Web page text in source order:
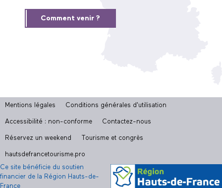
Comment venir ?
Mentions légales Conditions générales d'utilisation
Accessibilité : non-conforme Contactez-nous
Réservez un weekend Tourisme et congrès
hautsdefrancetourisme.pro
Ce site bénéficie du soutien
financier de la Région Hauts-de-
France